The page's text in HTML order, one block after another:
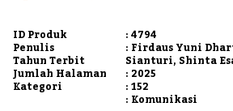
ID Produk
Penulis
Tahun Terbit
Jumlah Halaman
Kategori
: 4794
: Firdaus Yuni
Sianturi, Shinta
: 2025
: 152
: Komunikasi